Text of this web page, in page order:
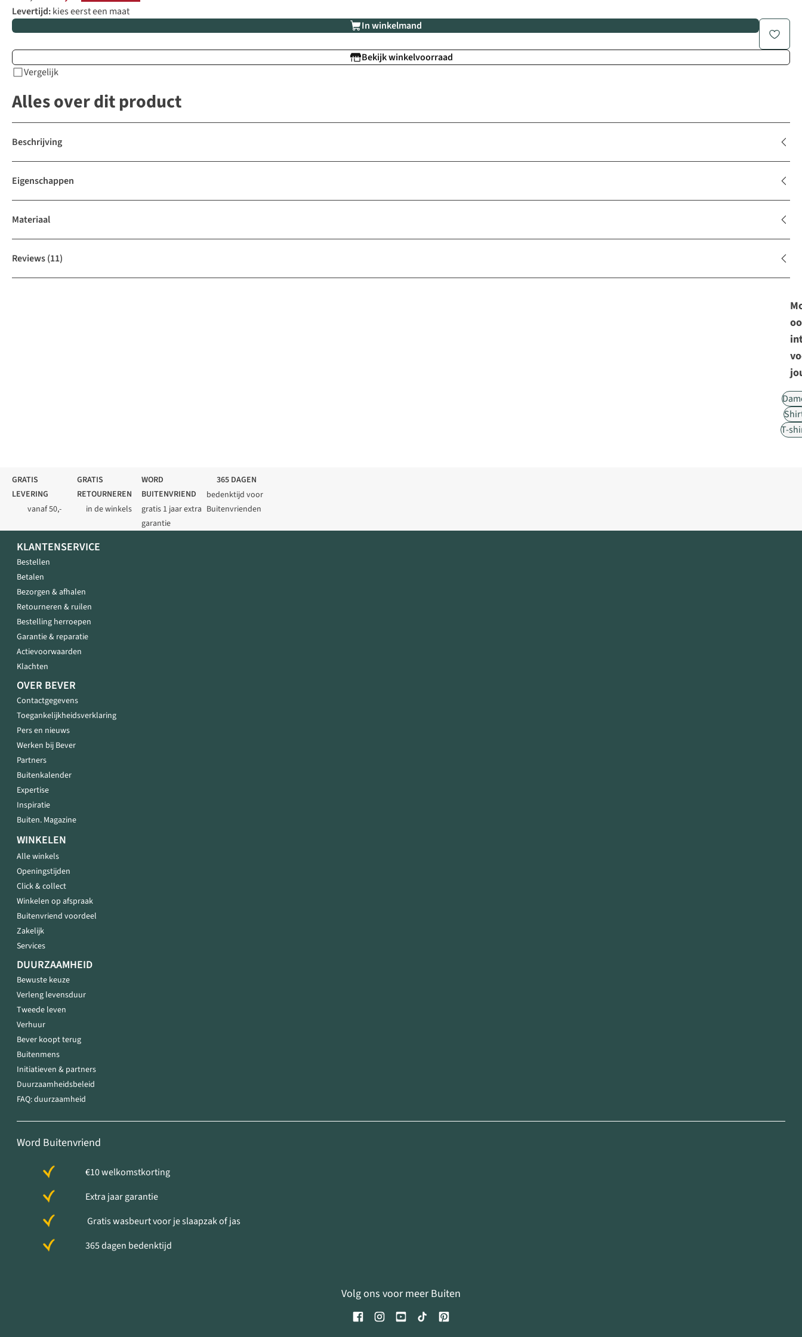
Levertijd:kies eerst een maat
In winkelmand
Bekijk winkelvoorraad
Vergelijk
Alles over dit product
Beschrijving
Eigenschappen
Materiaal
Reviews(11)
T-
GRATIS
LEVERING
vanaf 50,-
GRATIS
RETOURNEREN
in de winkels
WORD
BUITENVRIEND
gratis 1 jaar extra
garantie
365 DAGEN
bedenktijd voor
Buitenvrienden
KLANTENSERVICE
Bestellen
Betalen
Bezorgen & afhalen
Retourneren & ruilen
Bestelling herroepen
Garantie & reparatie
Actievoorwaarden
Klachten
OVER BEVER
Contactgegevens
Toegankelijkheidsverklaring
Pers en nieuws
Werken bij Bever
Partners
Buitenkalender
Expertise
Inspiratie
Buiten. Magazine
WINKELEN
Alle winkels
Openingstijden
Click & collect
Winkelen op afspraak
Buitenvriend voordeel
Zakelijk
Services
DUURZAAMHEID
Bewuste keuze
Verleng levensduur
Tweede leven
Verhuur
Bever koopt terug
Buitenmens
Initiatieven & partners
Duurzaamheidsbeleid
FAQ: duurzaamheid
Word Buitenvriend
€10 welkomstkorting
Extra jaar garantie
Gratis wasbeurt voor je slaapzak of jas
365 dagen bedenktijd
Volg ons voor meer Buiten